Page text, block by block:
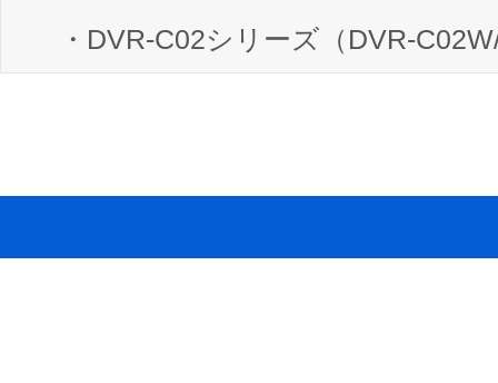
・DVR-C02シリーズ（DVR-